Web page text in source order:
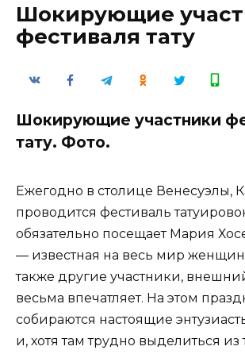
Шокирующие
фестиваля тату
Шокирующие участники
тату. Фото.
Ежегодно в столице Венесуэлы,
проводится фестиваль
обязательно посещает Мария
— известная на весь мир
также другие участники,
весьма впечатляет. На этом
собираются настоящие
и, хотя там трудно выделиться из